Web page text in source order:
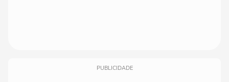
PUBLICIDADE